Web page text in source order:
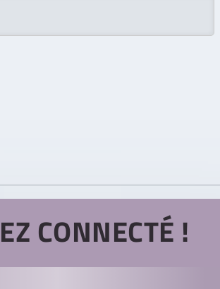
CONNECTÉ !